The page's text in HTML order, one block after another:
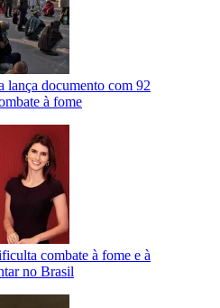
lança documento com 92
à fome
combate à fome e à
no Brasil